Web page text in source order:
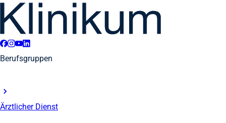
Berufsgruppen
Ärztlicher Dienst